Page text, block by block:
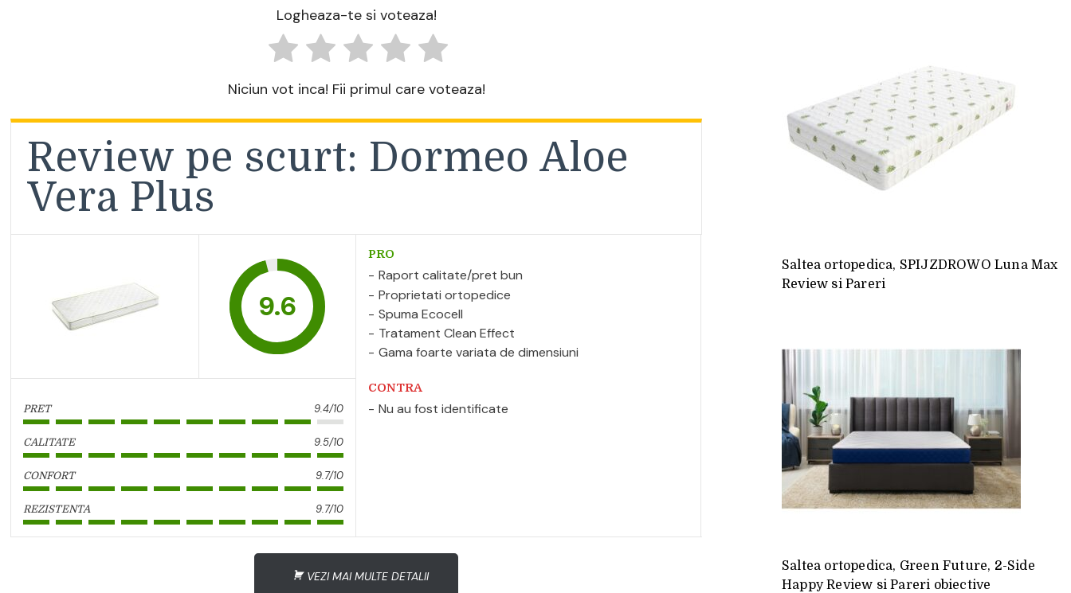
Logheaza-te si voteaza!
Niciun vot inca! Fii primul care voteaza!
Review pe scurt: Dormeo Aloe
Vera Plus
9.6
PRET 9.4/10
CALITATE 9.5/10
CONFORT 9.7/10
REZISTENTA 9.7/10
PRO
Raport calitate/pret bun
Proprietati ortopedice
Spuma Ecocell
Tratament Clean Effect
Gama foarte variata de dimensiuni
CONTRA
Nu au fost identificate
VEZI MAI MULTE DETALII
Saltea ortopedica, SPIJZDROWO Luna Max
Review si Pareri
Saltea ortopedica, Green Future, 2-Side
Happy Review si Pareri obiective